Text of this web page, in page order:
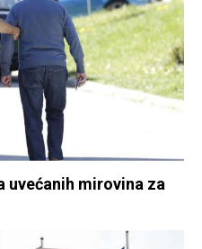
uvećanih mirovina za